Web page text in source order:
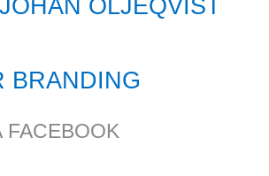
OLJEQVIST
BRANDING
FACEBOOK